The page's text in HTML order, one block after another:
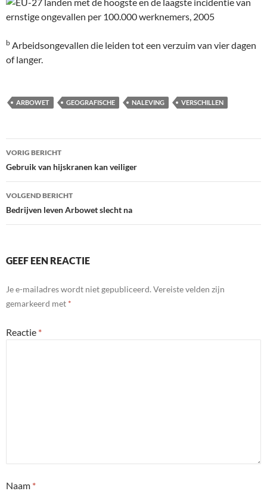
b Arbeidsongevallen die leiden tot een verzuim van vier dagen
of langer.
ARBOWET GEOGRAFISCHE NALEVING VERSCHILLEN
Bericht
navigatie
VORIG BERICHT
Gebruik van hijskranen kan veiliger
VOLGEND BERICHT
Bedrijven leven Arbowet slecht na
GEEF EEN REACTIE
Je e-mailadres wordt niet gepubliceerd. Vereiste velden zijn
gemarkeerd met *
Reactie *
Naam *